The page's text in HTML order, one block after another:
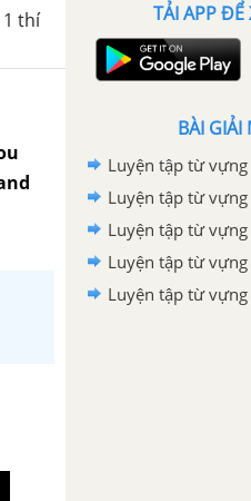
thí
TẢI APP ĐỂ
BÀI GIẢI